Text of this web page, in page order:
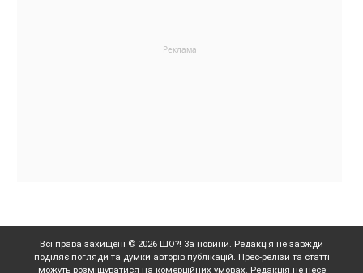
Всі права захищені © 2026 ШО?! За новини. Редакція не завжди
поділяє погляди та думки авторів публікацій. Прес-релізи та статті
можуть розміщуватися на комерційних умовах. Редакція не несе